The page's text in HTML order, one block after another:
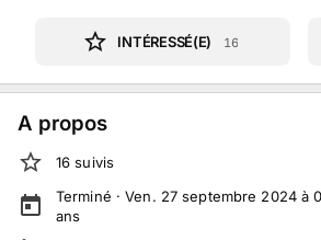
INTÉRESSÉ(E) 16
A propos
16 suivis
Terminé ·Ven. 27 septembre 2024 à
ans